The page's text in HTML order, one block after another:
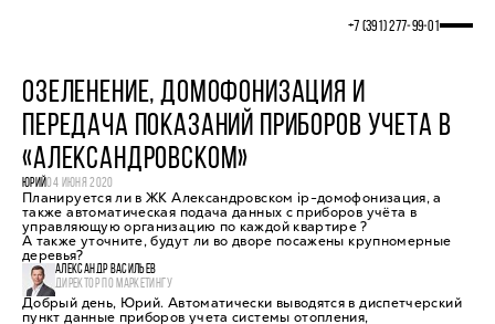
+7 (391) 277‒99‒01
ОЗЕЛЕНЕНИЕ, ДОМОФОНИЗАЦИЯ И
ПЕРЕДАЧА ПОКАЗАНИЙ ПРИБОРОВ УЧЕТА В
«АЛЕКСАНДРОВСКОМ»
ЮРИЙ04 ИЮНЯ 2020
Планируется ли в ЖК Александровском ip-домофонизация, а
также автоматическая подача данных с приборов учёта в
управляющую организацию по каждой квартире ?
А также уточните, будут ли во дворе посажены крупномерные
деревья?
АЛЕКСАНДР ВАСИЛЬЕВ
ДИРЕКТОР ПО МАРКЕТИНГУ
Добрый день, Юрий. Автоматически выводятся в диспетчерский
пункт данные приборов учета системы отопления,